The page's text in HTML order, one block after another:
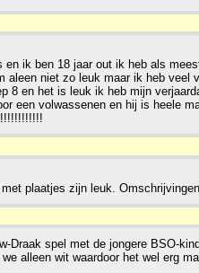
en ik ben 18 jaar out ik heb als
aleen niet zo leuk maar ik heb
8 en het is leuk ik heb mijn
een volwassenen en hij is heele
plaatjes zijn leuk.
Draak spel met de jongere BSO-
alleen wit waardoor het wel erg